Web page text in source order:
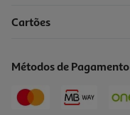
Cartões
Métodos de Pagamento